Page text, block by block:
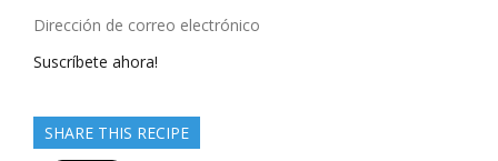
Dirección
correo
Suscríbete ahora!
SHARE THIS RECIPE